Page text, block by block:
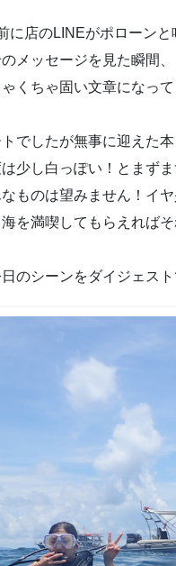
に店のLINEがポローン
メッセージを見た瞬間
くちゃ固い文章になっ
でしたが無事に迎えた
少し白っぽい！とまず
ものは望みません！イ
を満喫してもらえればそ
のシーンをダイジェスト